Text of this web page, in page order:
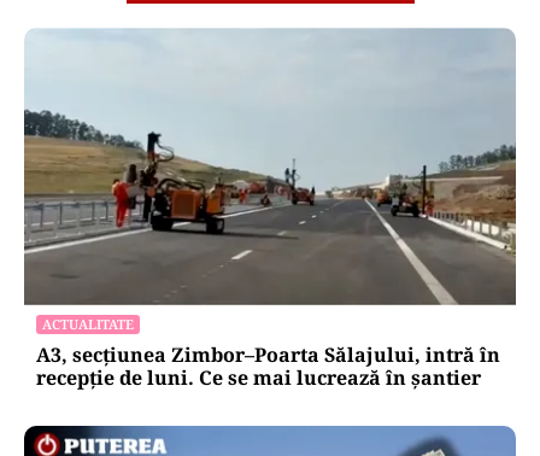
ACTUALITATE
A3, secțiunea Zimbor–Poarta Sălajului, intră în
recepție de luni. Ce se mai lucrează în șantier